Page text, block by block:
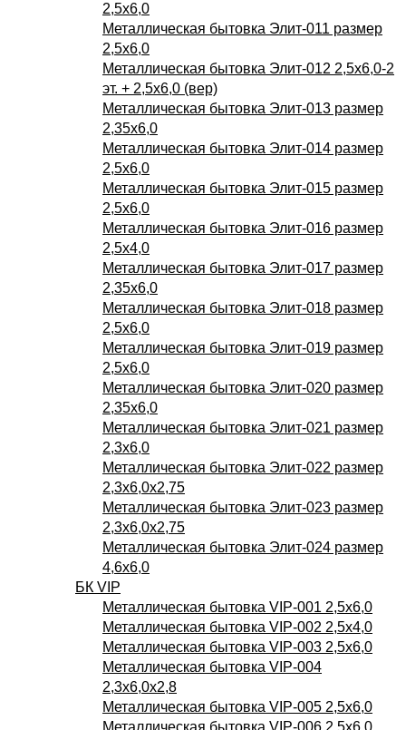
2,5х6,0
Металлическая бытовка Элит-011 размер
2,5х6,0
Металлическая бытовка Элит-012 2,5х6,0-2
эт. + 2,5х6,0 (вер)
Металлическая бытовка Элит-013 размер
2,35х6,0
Металлическая бытовка Элит-014 размер
2,5х6,0
Металлическая бытовка Элит-015 размер
2,5х6,0
Металлическая бытовка Элит-016 размер
2,5х4,0
Металлическая бытовка Элит-017 размер
2,35х6,0
Металлическая бытовка Элит-018 размер
2,5х6,0
Металлическая бытовка Элит-019 размер
2,5х6,0
Металлическая бытовка Элит-020 размер
2,35х6,0
Металлическая бытовка Элит-021 размер
2,3х6,0
Металлическая бытовка Элит-022 размер
2,3х6,0х2,75
Металлическая бытовка Элит-023 размер
2,3х6,0х2,75
Металлическая бытовка Элит-024 размер
4,6х6,0
БК VIP
Металлическая бытовка VIP-001 2,5х6,0
Металлическая бытовка VIP-002 2,5х4,0
Металлическая бытовка VIP-003 2,5х6,0
Металлическая бытовка VIP-004
2,3х6,0х2,8
Металлическая бытовка VIP-005 2,5х6,0
Металлическая бытовка VIP-006 2,5х6,0